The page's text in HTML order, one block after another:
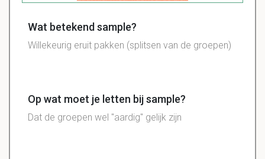
Wat betekend sample?
Willekeurig eruit pakken (splitsen van de groepen)
Op wat moet je letten bij sample?
Dat de groepen wel "aardig" gelijk zijn